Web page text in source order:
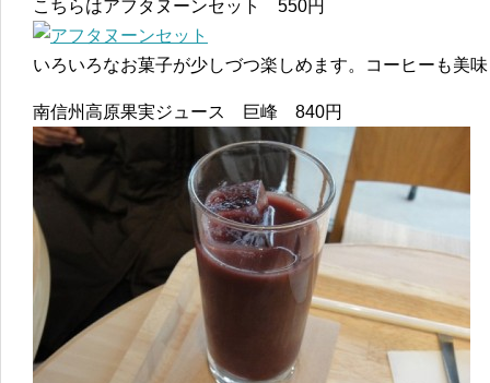
こちらはアフタヌーンセット 550円
いろいろなお菓子が少しづつ楽しめます。コーヒーも美
南信州高原果実ジュース 巨峰 840円